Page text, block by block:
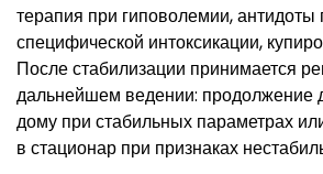
терапия при гиповолемии, антидоты
специфической интоксикации,
После стабилизации принимается
дальнейшем ведении: продолжение
дому при стабильных параметрах
в стационар при признаках